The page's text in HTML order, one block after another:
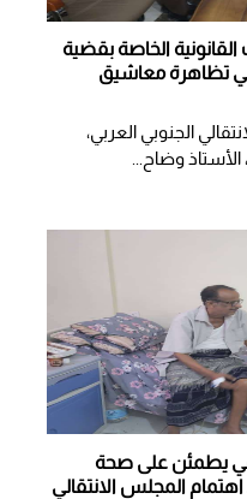
الخاصة بقضية
تظاهرة معاشيق
الجنوبي العربي،
الأستاذ وضاح...
يطمئن على صحة
اهتمام المجلس الانتقالي